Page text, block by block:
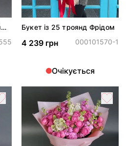
Букет із 25 троянд Фрідом
4 239 грн 000101570-1
Очікується